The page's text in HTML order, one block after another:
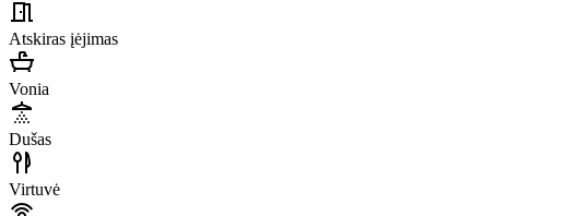
Atskiras įėjimas
Vonia
Dušas
Virtuvė